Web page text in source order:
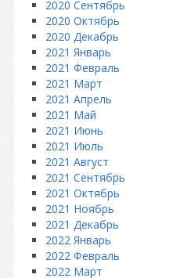
2020 Сентябрь
2020 Октябрь
2020 Декабрь
2021 Январь
2021 Февраль
2021 Март
2021 Апрель
2021 Май
2021 Июнь
2021 Июль
2021 Август
2021 Сентябрь
2021 Октябрь
2021 Ноябрь
2021 Декабрь
2022 Январь
2022 Февраль
2022 Март